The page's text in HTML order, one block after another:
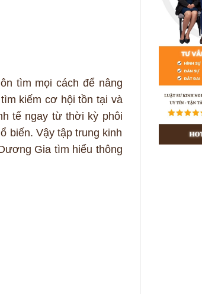
tìm mọi cách để nâng
kiếm cơ hội tồn tại và
tế ngay từ thời kỳ phôi
biến. Vậy tập trung kinh
Gia tìm hiểu thông